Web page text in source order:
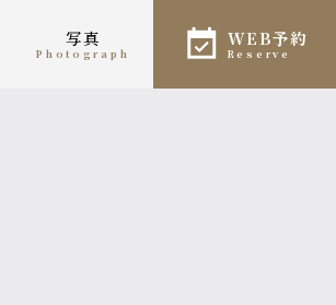
写真
photograph
WEB予約
reserve